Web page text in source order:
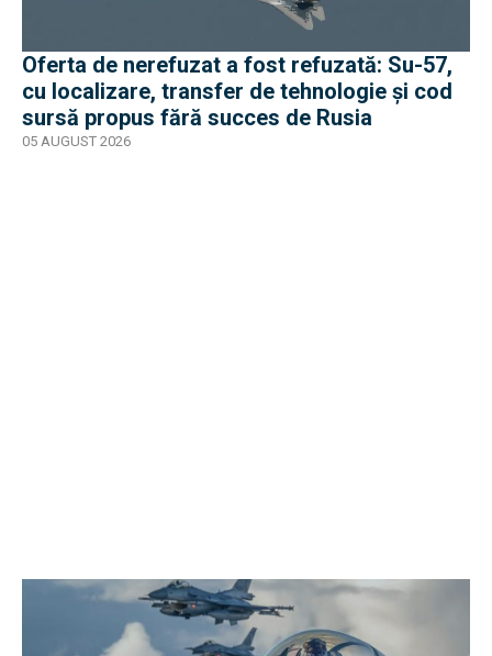
Oferta de nerefuzat a fost refuzată: Su-57,
cu localizare, transfer de tehnologie și cod
sursă propus fără succes de Rusia
05 AUGUST 2026